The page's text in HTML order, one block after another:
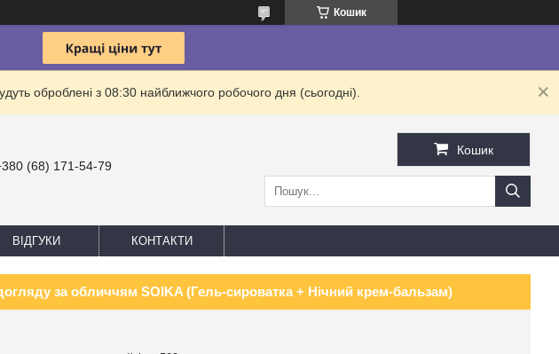
Кошик
оброблені з 08:30 найближчого робочого дня (сьогодні).
(68) 171-54-79
Кошик
ВІДГУКИ КОНТАКТИ
за обличчям SOIKA (Гель-сироватка + Нічний крем-бальзам)